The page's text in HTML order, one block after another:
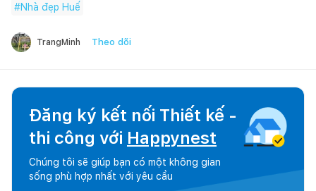
#Nhà đẹp Huế
TrangMinh Theo dõi
Đăng ký kết nối Thiết kế -
thi công với Happynest
Chúng tôi sẽ giúp bạn có một không gian
sống phù hợp nhất với yêu cầu